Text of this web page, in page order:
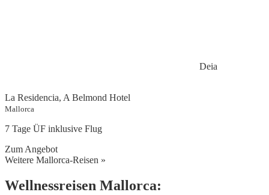
Deia
La Residencia, A Belmond Hotel
Mallorca
7 Tage ÜF inklusive Flug
Zum Angebot
Weitere Mallorca-Reisen »
Wellnessreisen Mallorca: